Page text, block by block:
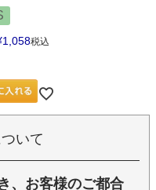
1,058税込
いて
、お客様のご都合